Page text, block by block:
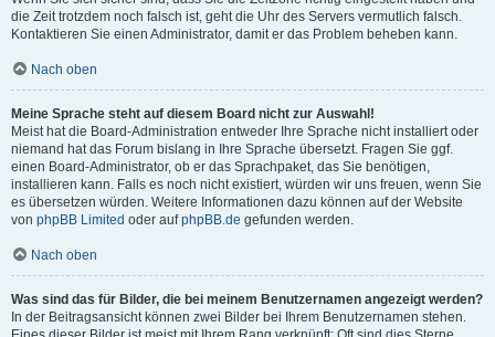
die Zeit trotzdem noch falsch ist, geht die Uhr des Servers vermutlich falsch.
Kontaktieren Sie einen Administrator, damit er das Problem beheben kann.
Nach oben
Meine Sprache steht auf diesem Board nicht zur Auswahl!
Meist hat die Board-Administration entweder Ihre Sprache nicht installiert oder
niemand hat das Forum bislang in Ihre Sprache übersetzt. Fragen Sie ggf.
einen Board-Administrator, ob er das Sprachpaket, das Sie benötigen,
installieren kann. Falls es noch nicht existiert, würden wir uns freuen, wenn Sie
es übersetzen würden. Weitere Informationen dazu können auf der Website
von phpBB Limited oder aufphpBB.de gefunden werden.
Nach oben
Was sind das für Bilder, die bei meinem Benutzernamen angezeigt werden?
In der Beitragsansicht können zwei Bilder bei Ihrem Benutzernamen stehen.